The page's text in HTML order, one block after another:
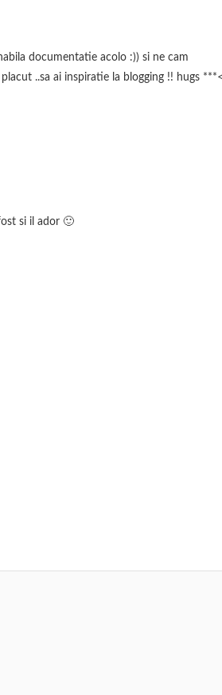
documentatie acolo :)) si ne cam
..sa ai inspiratie la blogging !! hugs
si il ador 🙂